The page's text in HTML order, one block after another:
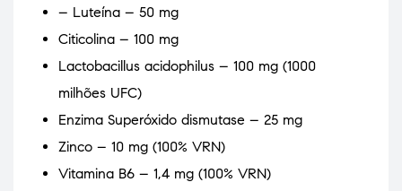
– Luteína – 50 mg
Citicolina – 100 mg
Lactobacillus acidophilus – 100 mg (1000
milhões UFC)
Enzima Superóxido dismutase – 25 mg
Zinco – 10 mg (100% VRN)
Vitamina B6 – 1,4 mg (100% VRN)